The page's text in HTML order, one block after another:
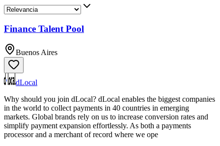
Finance Talent Pool
Buenos Aires
dLocal
Why should you join dLocal? dLocal enables the biggest companies
in the world to collect payments in 40 countries in emerging
markets. Global brands rely on us to increase conversion rates and
simplify payment expansion effortlessly. As both a payments
processor and a merchant of record where we ope